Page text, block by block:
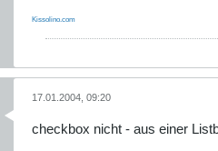
Kissolino.com
17.01.2004, 09:20
checkbox nicht - aus einer